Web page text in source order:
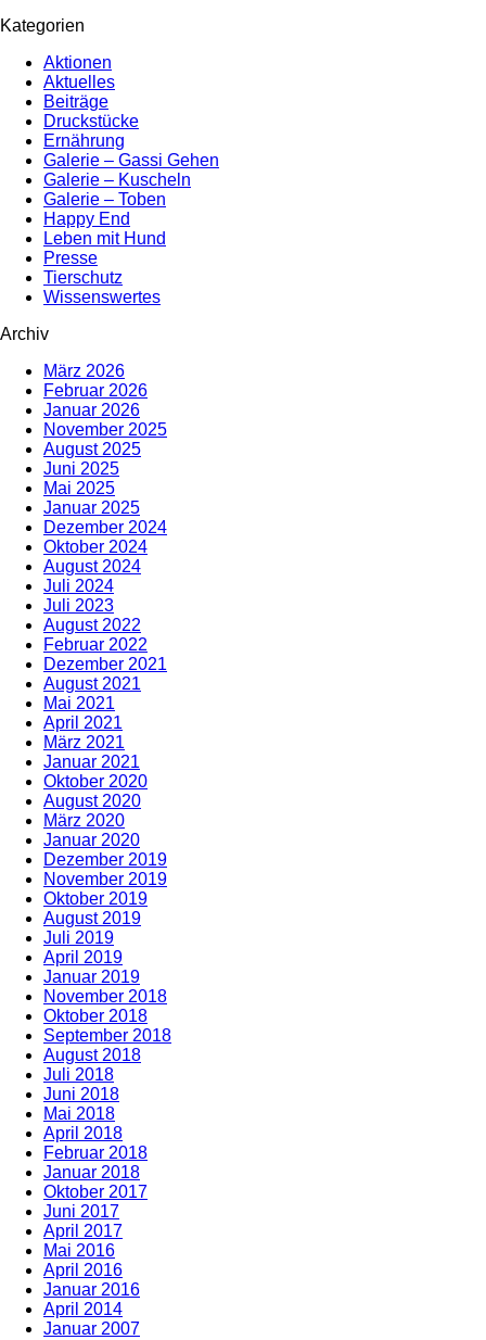
Kategorien
Aktionen
Aktuelles
Beiträge
Druckstücke
Ernährung
Galerie – Gassi Gehen
Galerie – Kuscheln
Galerie – Toben
Happy End
Leben mit Hund
Presse
Tierschutz
Wissenswertes
Archiv
März 2026
Februar 2026
Januar 2026
November 2025
August 2025
Juni 2025
Mai 2025
Januar 2025
Dezember 2024
Oktober 2024
August 2024
Juli 2024
Juli 2023
August 2022
Februar 2022
Dezember 2021
August 2021
Mai 2021
April 2021
März 2021
Januar 2021
Oktober 2020
August 2020
März 2020
Januar 2020
Dezember 2019
November 2019
Oktober 2019
August 2019
Juli 2019
April 2019
Januar 2019
November 2018
Oktober 2018
September 2018
August 2018
Juli 2018
Juni 2018
Mai 2018
April 2018
Februar 2018
Januar 2018
Oktober 2017
Juni 2017
April 2017
Mai 2016
April 2016
Januar 2016
April 2014
Januar 2007